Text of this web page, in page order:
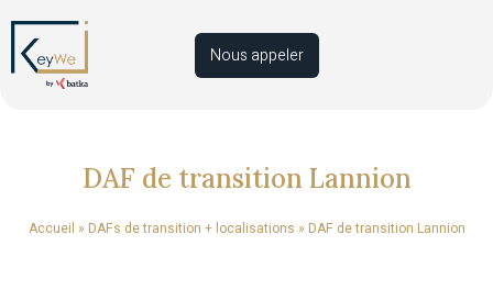
Nous appeler
DAF de transition Lannion
Accueil » DAFs de transition + localisations » DAF de transition Lannion